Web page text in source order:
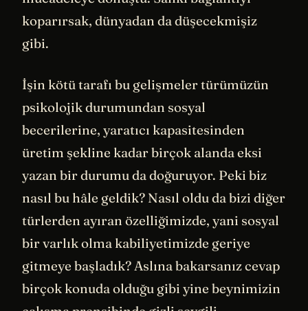
koparırsak, dünyadan da düşecekmişiz
gibi.
İşin kötü tarafı bu gelişmeler türümüzün
psikolojik durumundan sosyal
becerilerine, yaratıcı kapasitesinden
üretim şekline kadar birçok alanda eksi
yazan bir durumu da doğuruyor. Peki biz
nasıl bu hâle geldik? Nasıl oldu da bizi diğer
türlerden ayıran özelliğimizde, yani sosyal
bir varlık olma kabiliyetimizde geriye
gitmeye başladık? Aslına bakarsanız cevap
birçok konuda olduğu gibi yine beynimizin